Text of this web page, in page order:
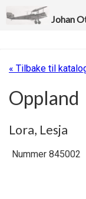
Johan
« Tilbake til
Oppland
Lora, Lesja
Nummer 845002